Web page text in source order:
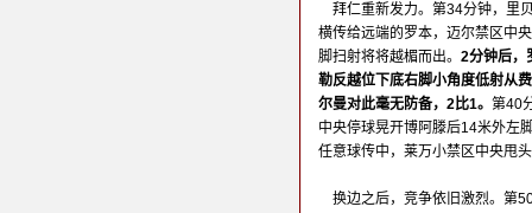
拜仁重新发力。第34分钟，里
横传给远端的罗本，迈尔禁区中
脚扫射将将越楣而出。 2分钟后，
勒反越位下底右脚小角度低射从
尔曼对此毫无防备，2比1。 第40
中央停球晃开博阿滕后14米外左
任意球传中，莱万小禁区中央甩
换边之后，竞争依旧激烈。第